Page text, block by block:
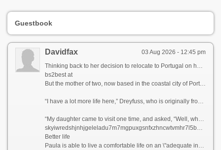
Guestbook
03 Aug 2026 - 12:45 pm
Davidfax
bs2best at
But the mother of two, now based in the coastal city of Porto, famous for its Port wine and spectacular bridges, has no regrets today, as her life is much richer in many ways.
“I have a lot more life here,” Dreyfuss, who is originally from Texas, tells CNN Travel, before blissfully describing her frequent trips to local museums, movie theaters, and pop-up wineries in the Douro Valley, a UNESCO World Heritage region in northern Portugal.
“My daughter came to visit one time, and asked, “Well, what do you guys do all day?” she recalls. “And my friend holds up a glass of Champagne and goes, “You’re looking at it.”
skyiwredshjnhjgeleladu7m7mgpuxgsnfxzhncwtvmhr7l5bniutayd onion
Better life
Paula is able to live a comfortable life on an \"adequate income\" in Portugal, which she feels wouldn\'t have been possible if she\'d stayed in California.